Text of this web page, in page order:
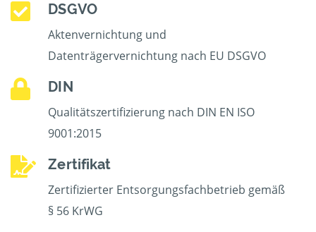
DSGVO
Aktenvernichtung und
Datenträgervernichtung nach EU DSGVO
DIN
Qualitätszertifizierung nach DIN EN ISO
9001:2015
Zertifikat
Zertifizierter Entsorgungsfachbetrieb gemäß
§ 56 KrWG